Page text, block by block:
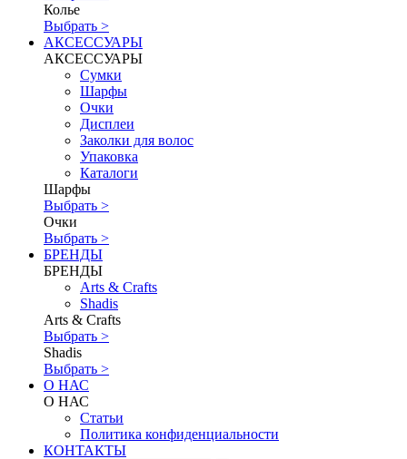
Колье
Выбрать >
АКСЕССУАРЫ
АКСЕССУАРЫ
Сумки
Шарфы
Очки
Дисплеи
Заколки для волос
Упаковка
Каталоги
Шарфы
Выбрать >
Очки
Выбрать >
БРЕНДЫ
БРЕНДЫ
Аrts & Сrafts
Shadis
Аrts & Сrafts
Выбрать >
Shadis
Выбрать >
О НАС
О НАС
Статьи
Политика конфиденциальности
КОНТАКТЫ